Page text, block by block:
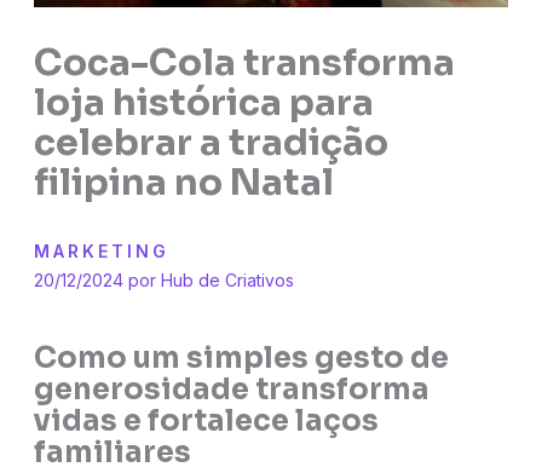
Coca-Cola transforma
loja histórica para
celebrar a tradição
filipina no Natal
MARKETING
20/12/2024 por Hub de Criativos
Como um simples gesto de
generosidade transforma
vidas e fortalece laços
familiares